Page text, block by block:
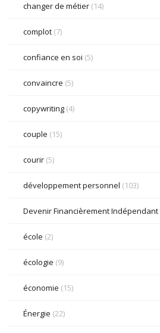
changer de métier (14)
complot (7)
confiance en soi (5)
convaincre (5)
copywriting (4)
couple (15)
courir (5)
développement personnel (103)
Devenir Financièrement Indépendant
école (2)
écologie (9)
économie (15)
Énergie (22)